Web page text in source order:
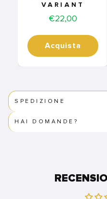
VARIANT
Price
€22,00
Acquista
SPEDIZIONE
HAI DOMANDE?